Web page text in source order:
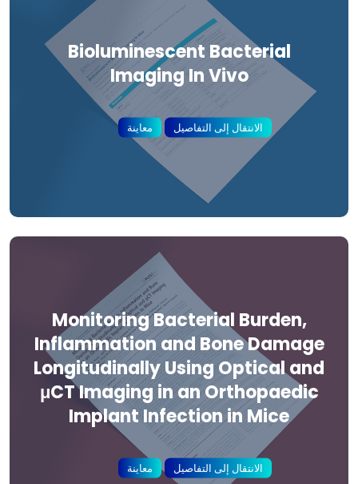
Bioluminescent Bacterial
Imaging In Vivo
معاينة الانتقال إلى التفاصيل
Monitoring Bacterial Burden,
Inflammation and Bone Damage
Longitudinally Using Optical and
μCT Imaging in an Orthopaedic
Implant Infection in Mice
معاينة الانتقال إلى التفاصيل